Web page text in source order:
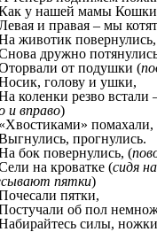
у нашей мамы
и правая – мы
животик
дружно
от подушки (
голову и ушки,
коленки резво встали
и вправо)
помахали,
прогнулись.
бок повернулись, (
на кроватке (сидя
пятки)
пятки,
об пол
силы,